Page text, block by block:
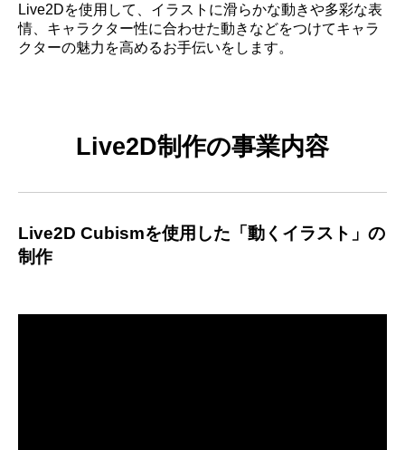
Live2Dを使用して、イラストに滑らかな動きや多彩な表
情、キャラクター性に合わせた動きなどをつけてキャラ
クターの魅力を高めるお手伝いをします。
Live2D制作の事業内容
Live2D Cubismを使用した「動くイラスト」の
制作